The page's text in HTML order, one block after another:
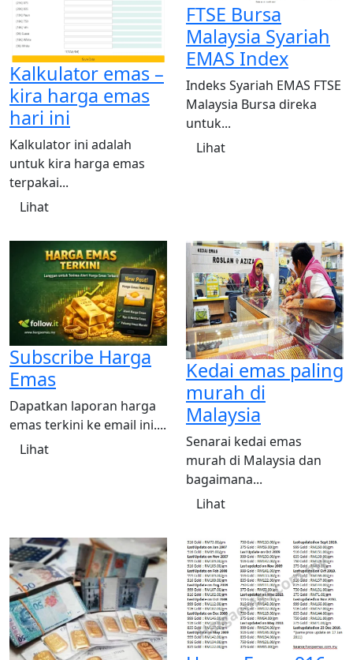
Kalkulator emas –
kira harga emas
hari ini
Kalkulator ini adalah
untuk kira harga emas
terpakai...
Lihat
FTSE Bursa
Malaysia Syariah
EMAS Index
Indeks Syariah EMAS FTSE
Malaysia Bursa direka
untuk...
Lihat
Subscribe Harga
Emas
Dapatkan laporan harga
emas terkini ke email ini....
Lihat
Kedai emas paling
murah di
Malaysia
Senarai kedai emas
murah di Malaysia dan
bagaimana...
Lihat